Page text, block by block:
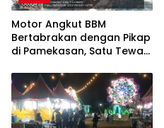
Motor Angkut BBM
Bertabrakan dengan Pikap
di Pamekasan, Satu Tewas